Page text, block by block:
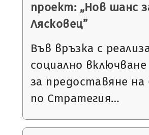
проект: „Нов шанс
Лясковец”
Във връзка с
социално
за предоставяне
по Стратегия…